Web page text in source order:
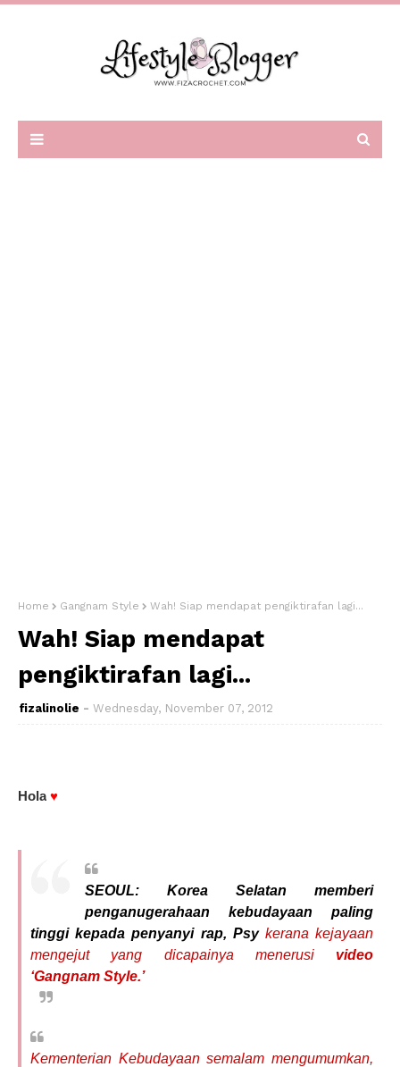
Home Gangnam Style Wah! Siap mendapat pengiktirafan lagi...
Wah! Siap mendapat
pengiktirafan lagi...
fizalinolie Wednesday, November 07, 2012
Hola ♥
SEOUL:
Korea Selatan memberi
penganugerahaan kebudayaan paling
tinggi kepada penyanyi rap, Psykerana kejayaan
mengejut yang dicapainya menerusivideo
‘Gangnam Style.’
Kementerian Kebudayaan semalam mengumumkan,